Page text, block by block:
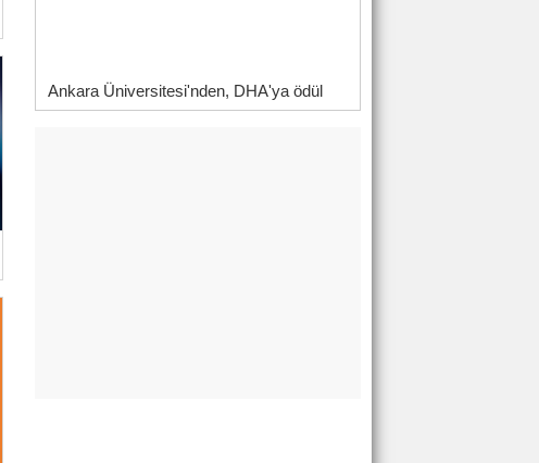
Ankara Üniversitesi'nden, DHA'ya ödül